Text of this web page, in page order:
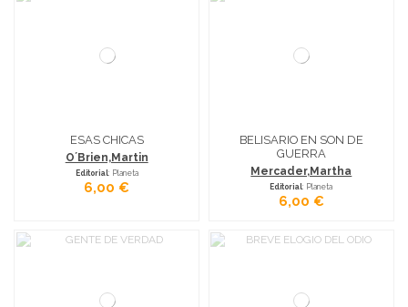
ESAS CHICAS
O´Brien,Martin
Editorial: Planeta
6,00 €
BELISARIO EN SON DE
GUERRA
Mercader,Martha
Editorial: Planeta
6,00 €